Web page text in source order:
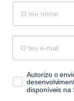
nome
email
consentimento
Autorizo o
disponíveis na